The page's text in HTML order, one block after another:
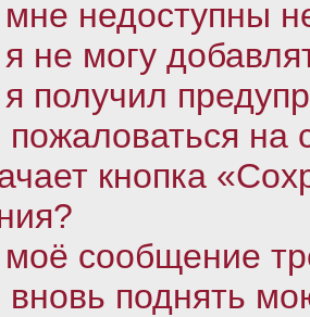
недоступны
не могу
получил
пожаловаться
кнопка
сообщение
вновь поднять